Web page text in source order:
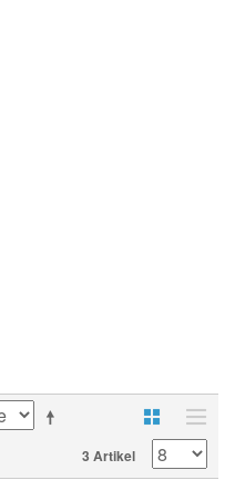
3 Artikel